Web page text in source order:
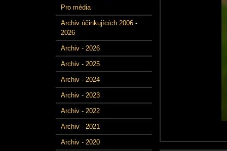
Pro média
Archiv účinkujících 2006 -
2026
Archiv - 2026
Archiv - 2025
Archiv - 2024
Archiv - 2023
Archiv - 2022
Archiv - 2021
Archiv - 2020